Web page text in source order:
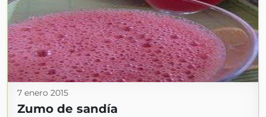
7 enero 2015
Zumo de sandía